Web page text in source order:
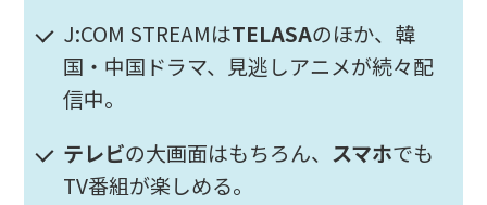
J:COM STREAMはTELASAのほか、韓
国・中国ドラマ、見逃しアニメが続々配
信中。
テレビの大画面はもちろん、 スマホでも
TV番組が楽しめる。